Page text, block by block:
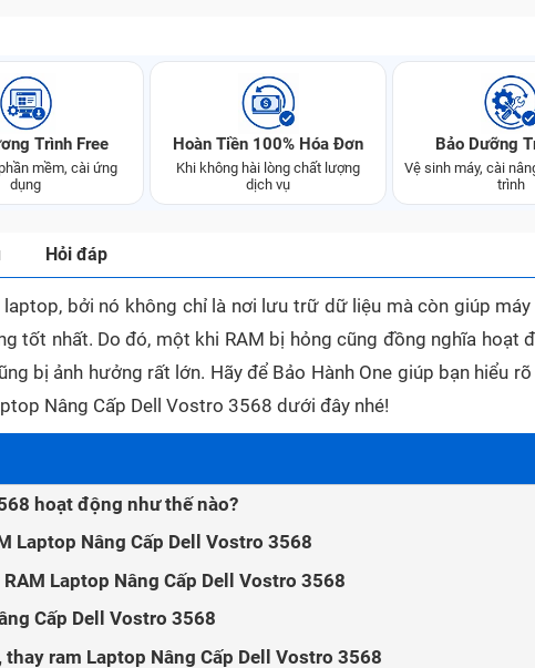
Trình Free
mềm, cài ứng
dụng
Hoàn Tiền 100% Hóa Đơn
Khi không hài lòng chất lượng
dịch vụ
Bảo Dưỡng
Vệ sinh máy, cài
trình
Hỏi đáp
bởi nó không chỉ là nơi lưu trữ dữ liệu mà còn giúp
tốt nhất. Do đó, một khi RAM bị hỏng cũng đồng nghĩa hoạt
bị ảnh hưởng rất lớn. Hãy để Bảo Hành One giúp bạn hiểu
Nâng Cấp Dell Vostro 3568 dưới đây nhé!
hoạt động như thế nào?
Laptop Nâng Cấp Dell Vostro 3568
Laptop Nâng Cấp Dell Vostro 3568
Cấp Dell Vostro 3568
ram Laptop Nâng Cấp Dell Vostro 3568